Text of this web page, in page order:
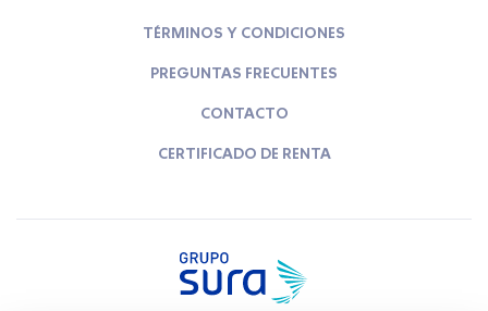
TÉRMINOS Y CONDICIONES
PREGUNTAS FRECUENTES
CONTACTO
CERTIFICADO DE RENTA